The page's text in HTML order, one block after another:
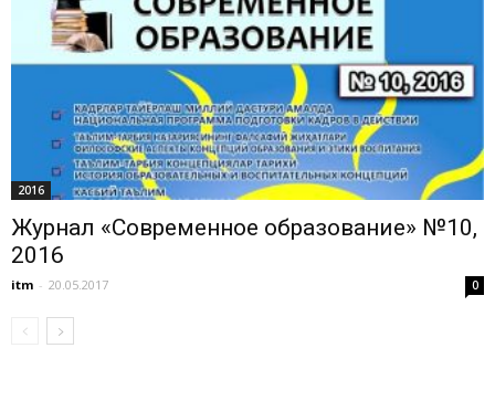
2016
Журнал «Современное образование» №10,
2016
itm - 20.05.2017 0